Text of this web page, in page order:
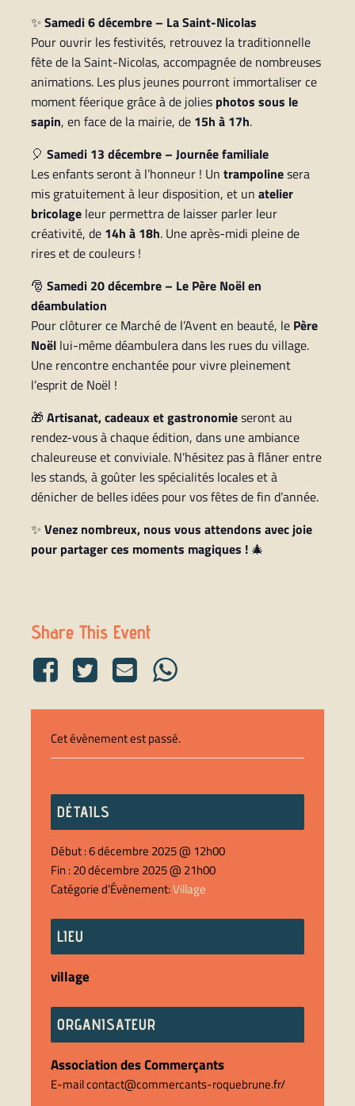
✨ Samedi 6 décembre – La Saint-Nicolas
Pour ouvrir les festivités, retrouvez la traditionnelle
fête de la Saint-Nicolas, accompagnée de nombreuses
animations. Les plus jeunes pourront immortaliser ce
moment féerique grâce à de jolies photos sous le
sapin, en face de la mairie, de 15h à 17h.
🎈 Samedi 13 décembre – Journée familiale
Les enfants seront à l’honneur ! Un trampolinesera
mis gratuitement à leur disposition, et un atelier
bricolage leur permettra de laisser parler leur
créativité, de 14h à 18h. Une après-midi pleine de
rires et de couleurs !
🎅 Samedi 20 décembre – Le Père Noël en
déambulation
Pour clôturer ce Marché de l’Avent en beauté, le Père
Noël lui-même déambulera dans les rues du village.
Une rencontre enchantée pour vivre pleinement
l’esprit de Noël !
🎁 Artisanat, cadeaux et gastronomieseront au
rendez-vous à chaque édition, dans une ambiance
chaleureuse et conviviale. N’hésitez pas à flâner entre
les stands, à goûter les spécialités locales et à
dénicher de belles idées pour vos fêtes de fin d’année.
✨ Venez nombreux, nous vous attendons avec joie
pour partager ces moments magiques ! 🎄
Share This Event
Cet évènement est passé.
DÉTAILS
Début :6 décembre 2025 @ 12h00
Fin :20 décembre 2025 @ 21h00
Catégorie d’Évènement:Village
LIEU
village
ORGANISATEUR
Association des Commerçants
E-mailcontact@commercants-roquebrune.fr/